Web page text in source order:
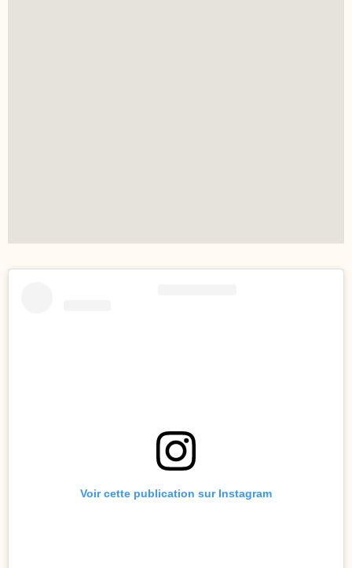
Voir cette publication sur Instagram